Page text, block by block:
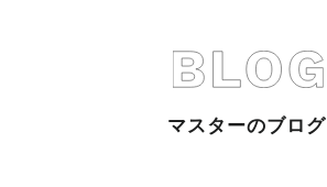
アンドエムが選ばれる理由
マスターのブログ